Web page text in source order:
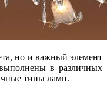
но и важный элемент
в различных
типы ламп.